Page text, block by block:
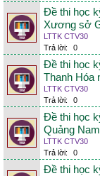
Đề thi học
Xương sở
LTTK CTV30
Trả lời:
0
Đề thi học
Thanh Hóa
LTTK CTV30
Trả lời:
0
Đề thi học
Quảng
LTTK CTV30
Trả lời:
0
Đề thi học